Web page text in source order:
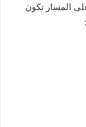
المسار تكون